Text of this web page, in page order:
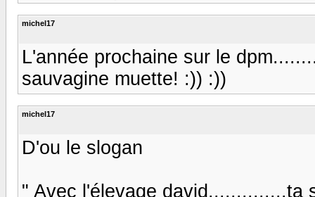
michel17
L'année prochaine sur le
sauvagine muette! :)) :))
michel17
D'ou le slogan
" Avec l'élevage david..............ta